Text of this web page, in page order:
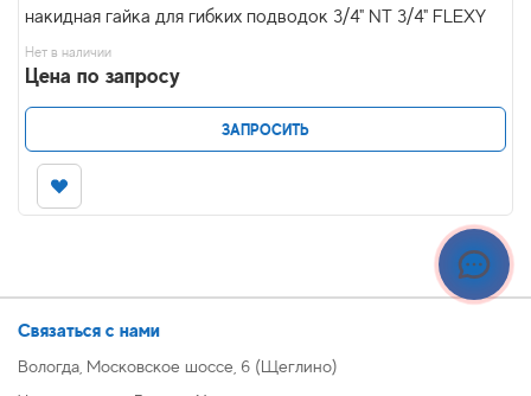
накидная гайка для гибких подводок 3/4" NT 3/4" FLEXY
Нет в наличии
Цена по запросу
ЗАПРОСИТЬ
Связаться с нами
Вологда, Московское шоссе, 6 (Щеглино)